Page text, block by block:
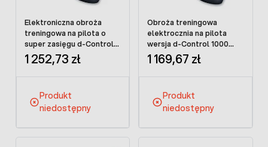
Elektroniczna obroża
treningowa na pilota o
super zasięgu d-Control
1600 LCD
1 252,73 zł
Produkt
niedostępny
Obroża treningowa
elektrocznia na pilota
wersja d-Control 1000
LCD
1 169,67 zł
Produkt
niedostępny